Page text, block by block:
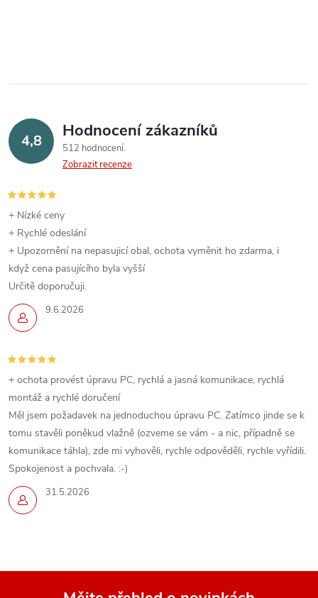
4,8 Hodnocení zákazníků
512 hodnocení
Zobrazit recenze
9.6.2026
+ Nízké ceny
+ Rychlé odeslání
+ Upozornění na nepasujicí obal, ochota vyměnit ho zdarma, i
když cena pasujícího byla vyšší
Určitě doporučuji.
31.5.2026
+ ochota provést úpravu PC, rychlá a jasná komunikace, rychlá
montáž a rychlé doručení
Měl jsem požadavek na jednoduchou úpravu PC. Zatímco jinde se k
tomu stavěli poněkud vlažně (ozveme se vám - a nic, případně se
komunikace táhla), zde mi vyhověli, rychle odpověděli, rychle vyřídili.
Spokojenost a pochvala. :-)